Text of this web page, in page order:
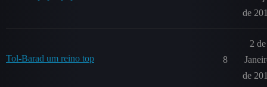
de
Tol-Barad um reino top 8
2 de
de